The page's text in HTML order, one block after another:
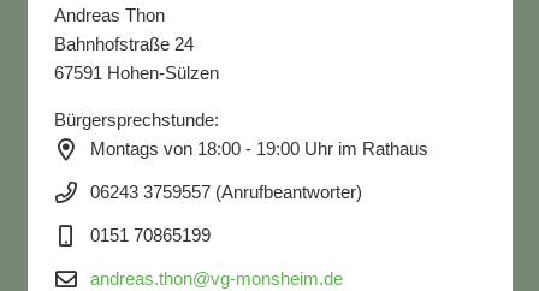
Andreas Thon
Bahnhofstraße 24
67591 Hohen-Sülzen
Bürgersprechstunde:
Montags von 18:00 - 19:00 Uhr im Rathaus
06243 3759557 (Anrufbeantworter)
0151 70865199
andreas.thon@vg-monsheim.de